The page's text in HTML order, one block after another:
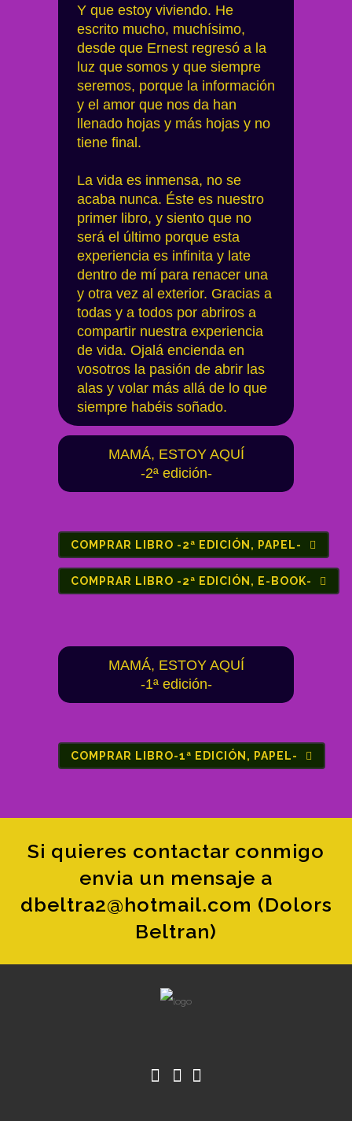
Y que estoy viviendo. He
escrito mucho, muchísimo,
desde que Ernest regresó a la
luz que somos y que siempre
seremos, porque la información
y el amor que nos da han
llenado hojas y más hojas y no
tiene final.
La vida es inmensa, no se
acaba nunca. Éste es nuestro
primer libro, y siento que no
será el último porque esta
experiencia es infinita y late
dentro de mí para renacer una
y otra vez al exterior. Gracias a
todas y a todos por abriros a
compartir nuestra experiencia
de vida. Ojalá encienda en
vosotros la pasión de abrir las
alas y volar más allá de lo que
siempre habéis soñado.
MAMÁ, ESTOY AQUÍ
-2ª edición-
COMPRAR LIBRO -2ª EDICIÓN, PAPEL-
COMPRAR LIBRO -2ª EDICIÓN, E-BOOK-
MAMÁ, ESTOY AQUÍ
-1ª edición-
COMPRAR LIBRO-1ª EDICIÓN, PAPEL-
Si quieres contactar conmigo
envia un mensaje a
dbeltra2@hotmail.com (Dolors
Beltran)